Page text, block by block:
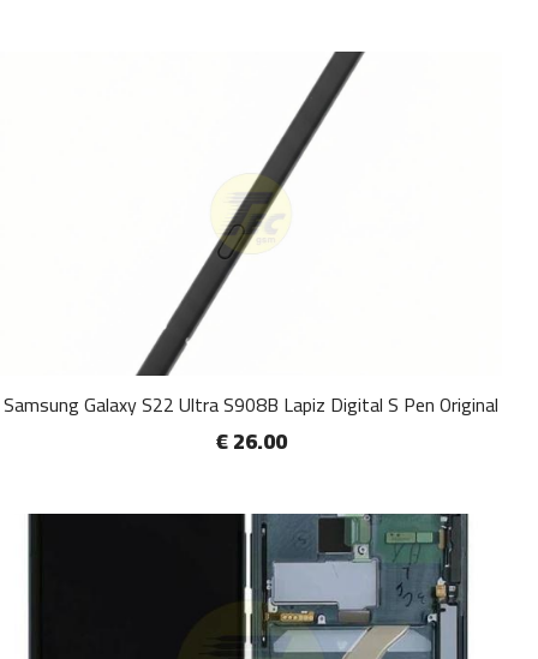
Samsung Galaxy S22 Ultra S908B Lapiz Digital S Pen Original
€ 26.00